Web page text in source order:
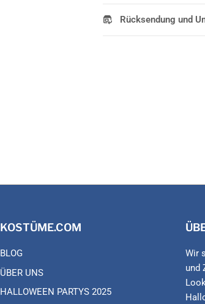
Rücksendung und
KOSTÜME.COM
BLOG
ÜBER UNS
HALLOWEEN PARTYS 2025
Wir
und